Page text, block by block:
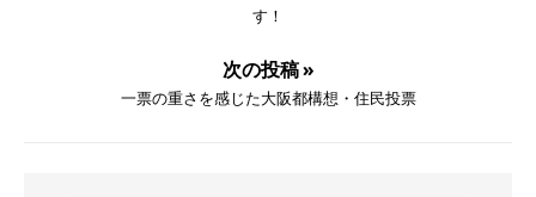
す！
次の投稿 »
一票の重さを感じた大阪都構想・住民投票